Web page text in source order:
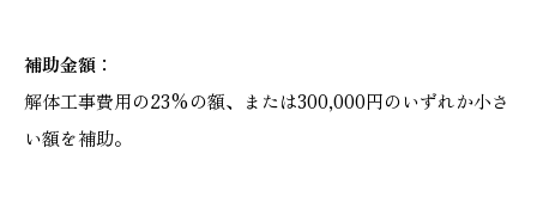
補助金額：
解体工事費用の23%の額、または300,000円のいずれか小さ
い額を補助。